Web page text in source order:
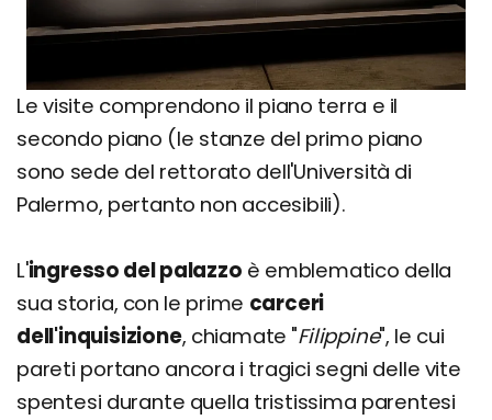
Le visite comprendono il piano terra e il
secondo piano (le stanze del primo piano
sono sede del rettorato dell'Università di
Palermo, pertanto non accesibili).
L'ingresso del palazzo è emblematico della
sua storia, con le prime carceri
dell'inquisizione, chiamate "Filippine", le cui
pareti portano ancora i tragici segni delle vite
spentesi durante quella tristissima parentesi